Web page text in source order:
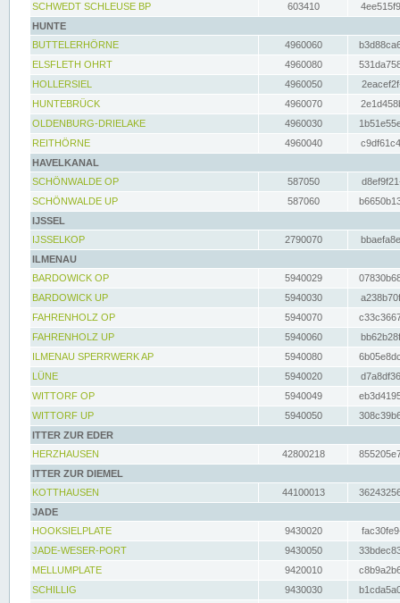
SCHWEDT SCHLEUSE BP
603410
HUNTE
BUTTELERHÖRNE
4960060
ELSFLETH OHRT
4960080
HOLLERSIEL
4960050
HUNTEBRÜCK
4960070
OLDENBURG-DRIELAKE
4960030
REITHÖRNE
4960040
HAVELKANAL
SCHÖNWALDE OP
587050
SCHÖNWALDE UP
587060
IJSSEL
IJSSELKOP
2790070
ILMENAU
BARDOWICK OP
5940029
BARDOWICK UP
5940030
FAHRENHOLZ OP
5940070
FAHRENHOLZ UP
5940060
ILMENAU SPERRWERK AP
5940080
LÜNE
5940020
WITTORF OP
5940049
WITTORF UP
5940050
ITTER ZUR EDER
HERZHAUSEN
42800218
ITTER ZUR DIEMEL
KOTTHAUSEN
44100013
JADE
HOOKSIELPLATE
9430020
JADE-WESER-PORT
9430050
MELLUMPLATE
9420010
SCHILLIG
9430030